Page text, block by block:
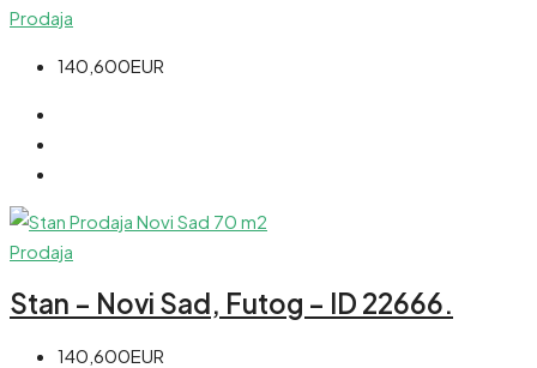
Prodaja
140,600EUR
Prodaja
Stan – Novi Sad, Futog – ID 22666.
140,600EUR